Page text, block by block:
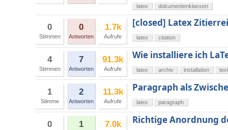
latex dokumentenklassen
0
Stimmen
0
Antworten
1.7k
Aufrufe
[closed] Latex
latex citation
4
Stimmen
7
Antworten
91.3k
Aufrufe
Wie installiere ich
latex archiv installation
1
Stimme
2
Antworten
11.3k
Aufrufe
Paragraph als
latex paragraph
0 1 7.0k Richtige Anordnung